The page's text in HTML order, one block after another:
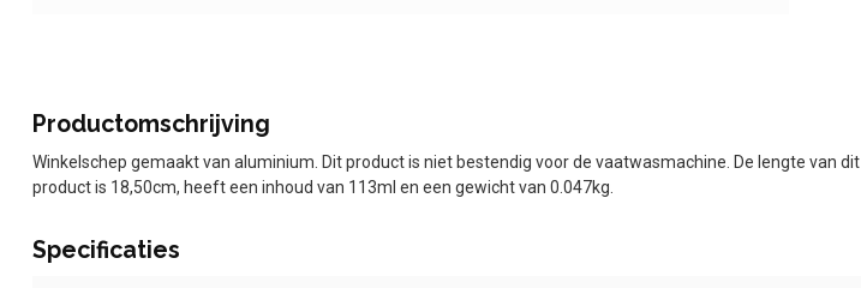
Productomschrijving
Winkelschep gemaakt van aluminium. Dit product is niet bestendig voor de vaatwasmachine. De lengte van dit
product is 18,50cm, heeft een inhoud van 113ml en een gewicht van 0.047kg.
Specificaties